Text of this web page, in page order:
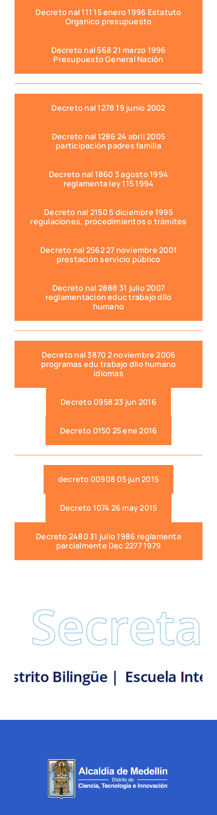
Decreto nal 111 15 enero 1996 Estatuto
Organico presupuesto
Decreto nal 568 21 marzo 1996
Presupuesto General Nación
Decreto nal 1278 19 junio 2002
Decreto nal 1286 24 abril 2005
participación padres familia
Decreto nal 1860 3 agosto 1994
reglamenta ley 115 1994
Decreto nal 2150 5 diciembre 1995
regulaciones, procedimientos o trámites
Decreto nal 2562 27 noviembre 2001
prestación servicio público
Decreto nal 2888 31 julio 2007
reglamentación educ trabajo dllo
humano
Decreto nal 3870 2 noviembre 2006
programas edu trabajo dllo humano
idiomas
Decreto 0958 23 jun 2016
Decreto 0150 25 ene 2016
decreto 00908 05 jun 2015
Decreto 1074 26 may 2015
Decreto 2480 31 julio 1986 reglamenta
parcialmente Dec 2277 1979
Distrito Bilingüe |